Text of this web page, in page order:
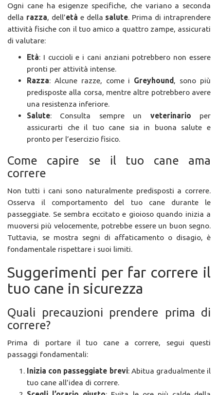
Ogni cane ha esigenze specifiche, che variano a seconda
della razza, dell’età e della salute. Prima di intraprendere
attività fisiche con il tuo amico a quattro zampe, assicurati
di valutare:
Età: I cuccioli e i cani anziani potrebbero non essere
pronti per attività intense.
Razza: Alcune razze, come i Greyhound, sono più
predisposte alla corsa, mentre altre potrebbero avere
una resistenza inferiore.
Salute: Consulta sempre un veterinario per
assicurarti che il tuo cane sia in buona salute e
pronto per l’esercizio fisico.
Come capire se il tuo cane ama
correre
Non tutti i cani sono naturalmente predisposti a correre.
Osserva il comportamento del tuo cane durante le
passeggiate. Se sembra eccitato e gioioso quando inizia a
muoversi più velocemente, potrebbe essere un buon segno.
Tuttavia, se mostra segni di affaticamento o disagio, è
fondamentale rispettare i suoi limiti.
Suggerimenti per far correre il
tuo cane in sicurezza
Quali precauzioni prendere prima di
correre?
Prima di portare il tuo cane a correre, segui questi
passaggi fondamentali:
Inizia con passeggiate brevi: Abitua gradualmente il
tuo cane all’idea di correre.